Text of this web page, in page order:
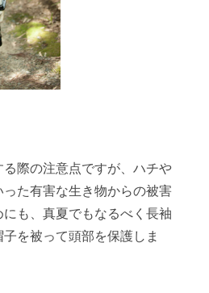
際の注意点ですが、ハチや
た有害な生き物からの被害
も、真夏でもなるべく長袖
を被って頭部を保護しま